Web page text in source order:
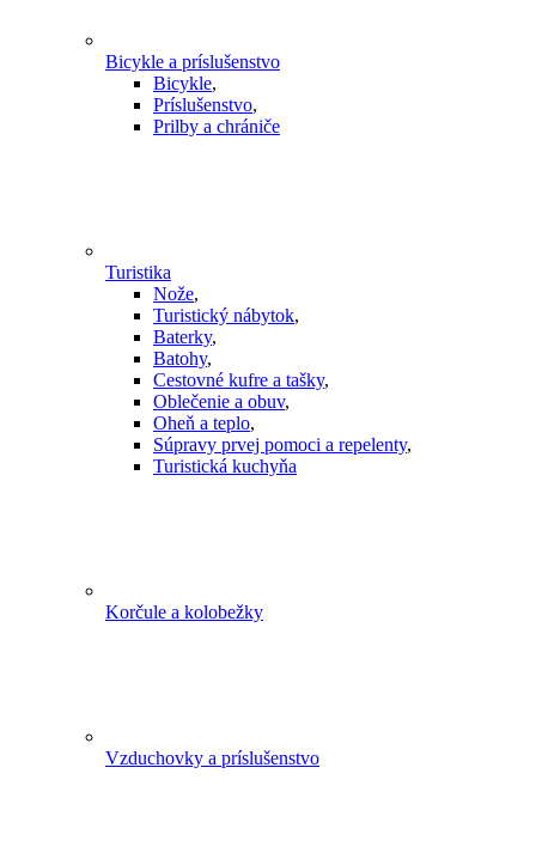
Bicykle a príslušenstvo
Bicykle,
Príslušenstvo,
Prilby a chrániče
Turistika
Nože,
Turistický nábytok,
Baterky,
Batohy,
Cestovné kufre a tašky,
Oblečenie a obuv,
Oheň a teplo,
Súpravy prvej pomoci a repelenty,
Turistická kuchyňa
Korčule a kolobežky
Vzduchovky a príslušenstvo